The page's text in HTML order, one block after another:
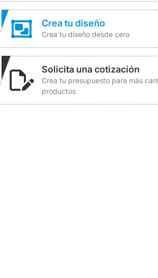
Crea tu diseño
Crea tu diseño desde cero
Solicita una cotización
Crea tu presupuesto para más
productos